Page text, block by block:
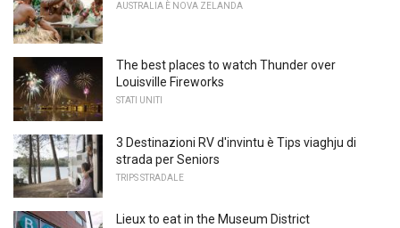
AUSTRALIA È NOVA ZELANDA
The best places to watch Thunder over
Louisville Fireworks
STATI UNITI
3 Destinazioni RV d'invintu è Tips viaghju di
strada per Seniors
TRIPS STRADALE
Lieux to eat in the Museum District